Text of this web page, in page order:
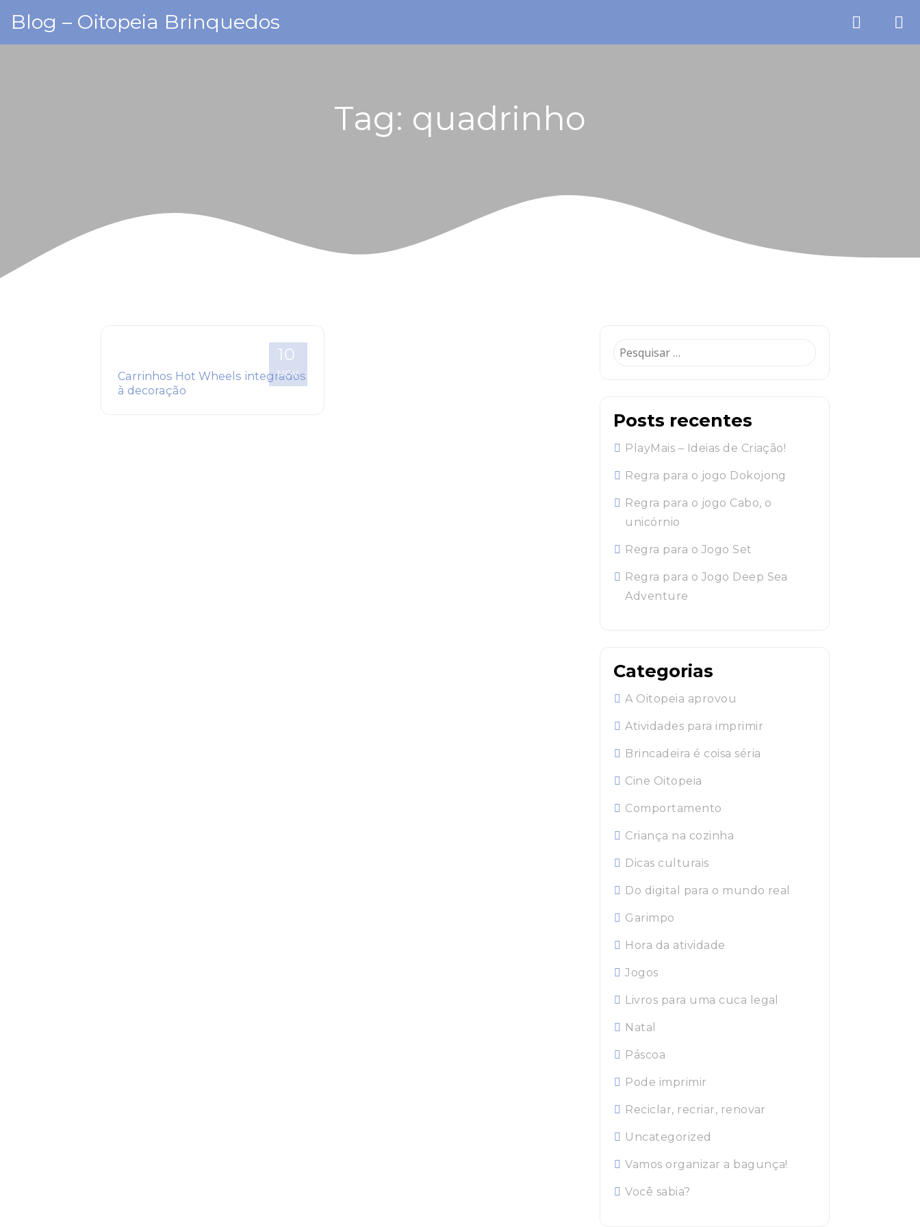
content
Blog – Oitopeia Brinquedos
Tag: quadrinho
10
NOV
Carrinhos Hot Wheels integrados
à decoração
Pesquisar
Posts recentes
PlayMais – Ideias de Criação!
Regra para o jogo Dokojong
Regra para o jogo Cabo, o
unicórnio
Regra para o Jogo Set
Regra para o Jogo Deep Sea
Adventure
Categorias
A Oitopeia aprovou
Atividades para imprimir
Brincadeira é coisa séria
Cine Oitopeia
Comportamento
Criança na cozinha
Dicas culturais
Do digital para o mundo real
Garimpo
Hora da atividade
Jogos
Livros para uma cuca legal
Natal
Páscoa
Pode imprimir
Reciclar, recriar, renovar
Uncategorized
Vamos organizar a bagunça!
Você sabia?